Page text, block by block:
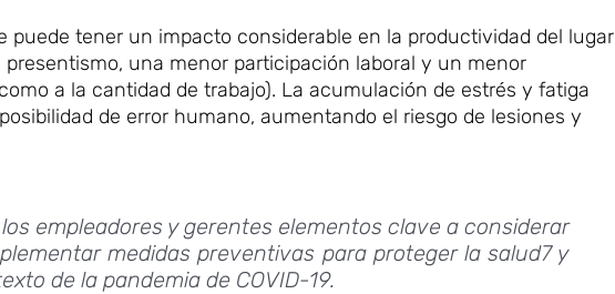
tener un impacto considerable en la productividad del lugar
una menor participación laboral y un menor
a la cantidad de trabajo). La acumulación de estrés y fatiga
de error humano, aumentando el riesgo de lesiones y
empleadores y gerentes elementos clave a considerar
medidas preventivas para proteger la salud7 y
de la pandemia de COVID-19.